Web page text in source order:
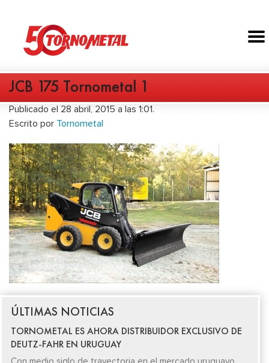
JCB 175 Tornometal 1
Publicado el 28 abril, 2015 a las 1:01.
Escrito por Tornometal
ÚLTIMAS NOTICIAS
TORNOMETAL ES AHORA DISTRIBUIDOR EXCLUSIVO DE
DEUTZ-FAHR EN URUGUAY